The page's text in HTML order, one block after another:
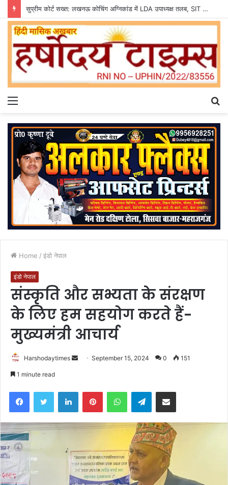
सुप्रीम कोर्ट सख्त: लखनऊ कोचिंग अग्निकांड में LDA उपाध्यक्ष तलब, SIT से मांगी सीलबंद रिपोर्ट
Menu
Home / इंडो नेपाल
इंडो नेपाल
संस्कृति और सभ्यता के संरक्षण
के लिए हम सहयोग करते हैं-
मुख्यमंत्री आचार्य
Harshodaytimes
SendSeptember 15, 2024 0 151
1 minute read
FacebookTwitter LinkedInPinterestWhatsAppTelegramShare via Email